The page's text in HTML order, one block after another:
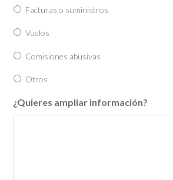
Facturas o suministros
Vuelos
Comisiones abusivas
Otros
¿Quieres ampliar información?